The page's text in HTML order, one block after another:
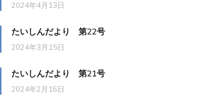
2024年4月13日
たいしんだより 第22号
2024年3月15日
たいしんだより 第21号
2024年2月16日